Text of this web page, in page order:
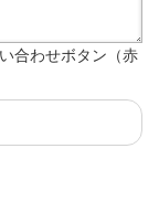
合わせボタン（赤